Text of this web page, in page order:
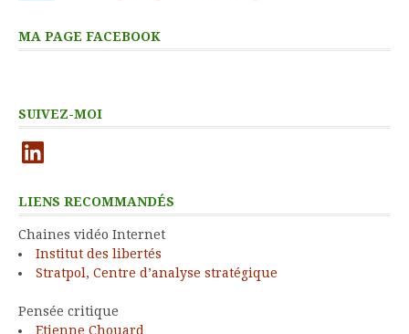
MA PAGE FACEBOOK
SUIVEZ-MOI
LinkedIn
LIENS RECOMMANDÉS
Chaines vidéo Internet
Institut des libertés
Stratpol, Centre d’analyse stratégique
Pensée critique
Etienne Chouard